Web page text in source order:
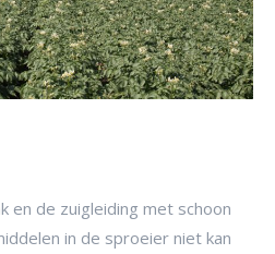
en de zuigleiding met schoon
in de sproeier niet kan